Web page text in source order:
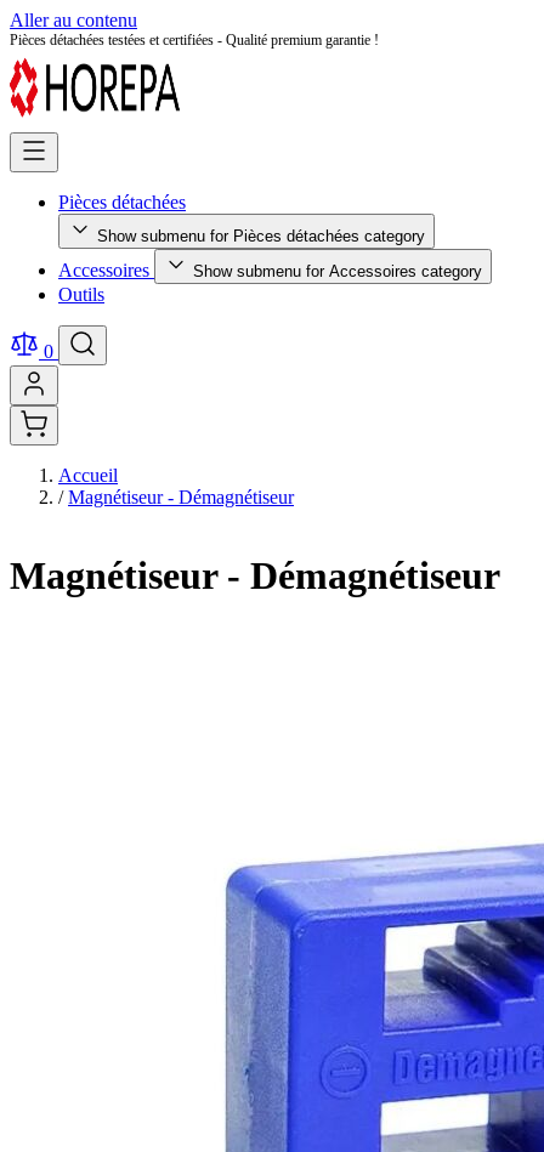
Aller au contenu
Pièces détachées testées et certifiées - Qualité premium garantie !
Pièces détachées
Show submenu for Pièces détachées category
Accessoires Show submenu for Accessoires category
Outils
0
Accueil
/ Magnétiseur - Démagnétiseur
Magnétiseur - Démagnétiseur